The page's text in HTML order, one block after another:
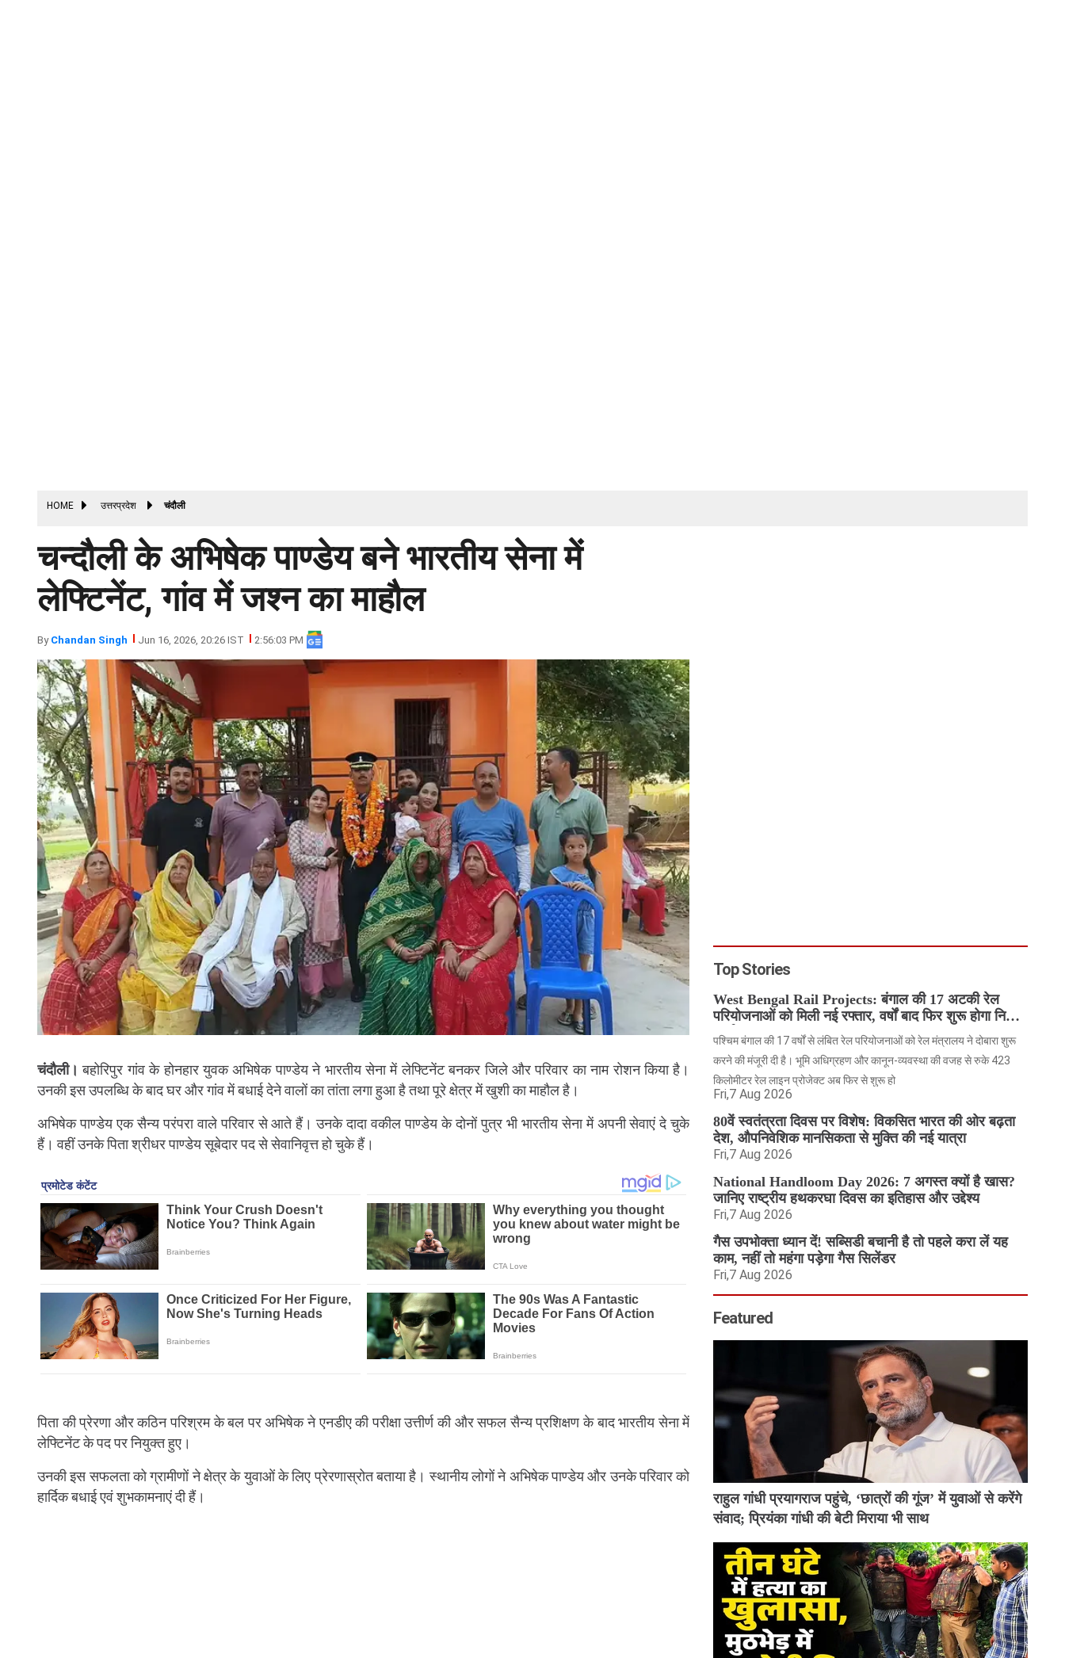
HOME उत्तरप्रदेश चंदौली
चन्दौली के अभिषेक पाण्डेय बने भारतीय सेना में
लेफ्टिनेंट, गांव में जश्न का माहौल
By Chandan Singh Jun 16, 2026, 20:26 IST 2:56:03 PM
चंदौली।बहोरिपुर गांव के होनहार युवक अभिषेक पाण्डेय ने भारतीय सेना में लेफ्टिनेंट बनकर जिले और परिवार का नाम रोशन किया है।
उनकी इस उपलब्धि के बाद घर और गांव में बधाई देने वालों का तांता लगा हुआ है तथा पूरे क्षेत्र में खुशी का माहौल है।
अभिषेक पाण्डेय एक सैन्य परंपरा वाले परिवार से आते हैं। उनके दादा वकील पाण्डेय के दोनों पुत्र भी भारतीय सेना में अपनी सेवाएं दे चुके
हैं। वहीं उनके पिता श्रीधर पाण्डेय सूबेदार पद से सेवानिवृत्त हो चुके हैं।
पिता की प्रेरणा और कठिन परिश्रम के बल पर अभिषेक ने एनडीए की परीक्षा उत्तीर्ण की और सफल सैन्य प्रशिक्षण के बाद भारतीय सेना में
लेफ्टिनेंट के पद पर नियुक्त हुए।
उनकी इस सफलता को ग्रामीणों ने क्षेत्र के युवाओं के लिए प्रेरणास्रोत बताया है। स्थानीय लोगों ने अभिषेक पाण्डेय और उनके परिवार को
हार्दिक बधाई एवं शुभकामनाएं दी हैं।
Top Stories
West Bengal Rail Projects: बंगाल की 17 अटकी रेल
परियोजनाओं को मिली नई रफ्तार, वर्षों बाद फिर शुरू होगा निर्माण
कार्य
पश्चिम बंगाल की 17 वर्षों से लंबित रेल परियोजनाओं को रेल मंत्रालय ने दोबारा शुरू
करने की मंजूरी दी है। भूमि अधिग्रहण और कानून-व्यवस्था की वजह से रुके 423
किलोमीटर रेल लाइन प्रोजेक्ट अब फिर से शुरू हो
Fri,7 Aug 2026
80वें स्वतंत्रता दिवस पर विशेष: विकसित भारत की ओर बढ़ता
देश, औपनिवेशिक मानसिकता से मुक्ति की नई यात्रा
Fri,7 Aug 2026
National Handloom Day 2026: 7 अगस्त क्यों है खास?
जानिए राष्ट्रीय हथकरघा दिवस का इतिहास और उद्देश्य
Fri,7 Aug 2026
गैस उपभोक्ता ध्यान दें! सब्सिडी बचानी है तो पहले करा लें यह
काम, नहीं तो महंगा पड़ेगा गैस सिलेंडर
Fri,7 Aug 2026
Featured
राहुल गांधी प्रयागराज पहुंचे, ‘छात्रों की गूंज’ में युवाओं से करेंगे
संवाद; प्रियंका गांधी की बेटी मिराया भी साथ